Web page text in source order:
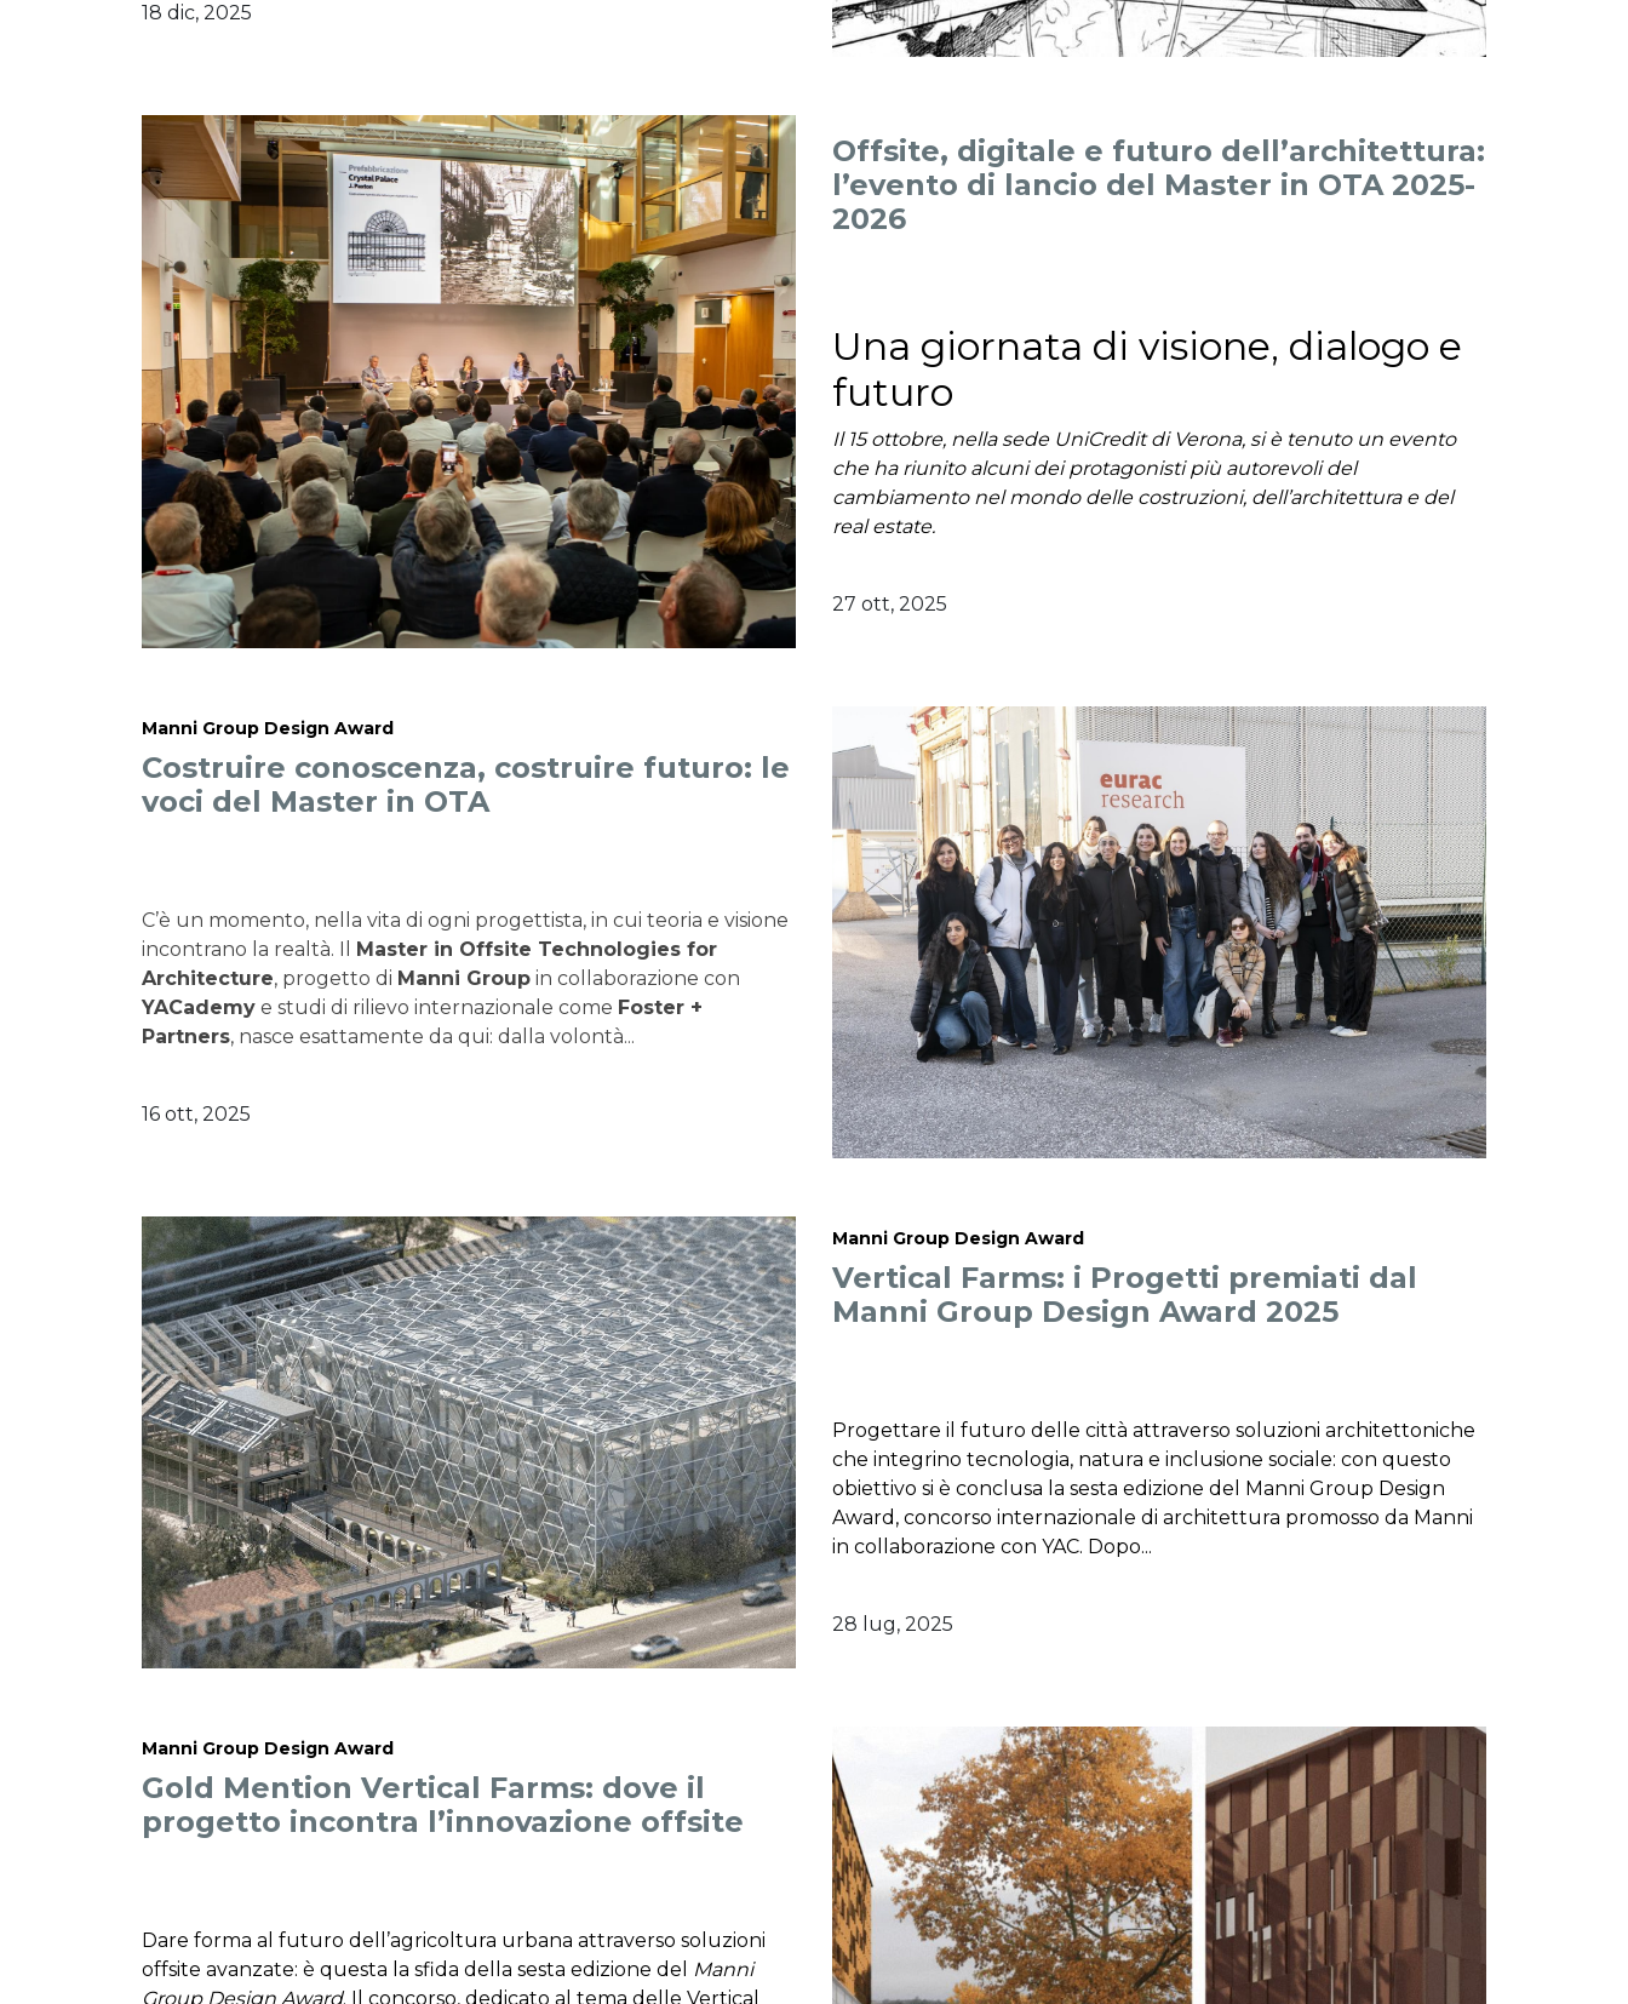
18 dic, 2025
Offsite, digitale e futuro dell’architettura:
l’evento di lancio del Master in OTA 2025-
2026
Una giornata di visione, dialogo e
futuro
Il 15 ottobre, nella sede UniCredit di Verona, si è tenuto un evento
che ha riunito alcuni dei protagonisti più autorevoli del
cambiamento nel mondo delle costruzioni, dell’architettura e del
real estate.
27 ott, 2025
Manni Group Design Award
Costruire conoscenza, costruire futuro: le
voci del Master in OTA
C’è un momento, nella vita di ogni progettista, in cui teoria e visione
incontrano la realtà. Il
Master in Offsite Technologies for
Architecture, progetto di Manni Group in collaborazione con
YACademy e studi di rilievo internazionale come Foster +
Partners, nasce esattamente da qui: dalla volontà...
16 ott, 2025
Manni Group Design Award
Vertical Farms: i Progetti premiati dal
Manni Group Design Award 2025
Progettare il futuro delle città attraverso soluzioni architettoniche
che integrino tecnologia, natura e inclusione sociale: con questo
obiettivo si è conclusa la sesta edizione del Manni Group Design
Award, concorso internazionale di architettura promosso da Manni
in collaborazione con YAC. Dopo...
28 lug, 2025
Manni Group Design Award
Gold Mention Vertical Farms: dove il
progetto incontra l’innovazione offsite
Dare forma al futuro dell’agricoltura urbana attraverso soluzioni
offsite avanzate: è questa la sfida della sesta edizione del
Manni
Group Design Award. Il concorso, dedicato al tema delle Vertical